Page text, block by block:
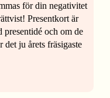
för din negativitet
Presentkort är
och om de
ju årets fräsigaste